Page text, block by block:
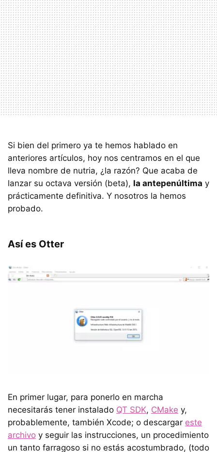
Si bien del primero ya te hemos hablado en
anteriores artículos, hoy nos centramos en el que
lleva nombre de nutria, ¿la razón? Que acaba de
lanzar su octava versión (beta), la antepenúltima y
prácticamente definitiva. Y nosotros la hemos
probado.
Así es Otter
En primer lugar, para ponerlo en marcha
necesitarás tener instalado QT SDK, CMake y,
probablemente, también Xcode; o descargar este
archivo y seguir las instrucciones, un procedimiento
un tanto farragoso si no estás acostumbrado, (todo